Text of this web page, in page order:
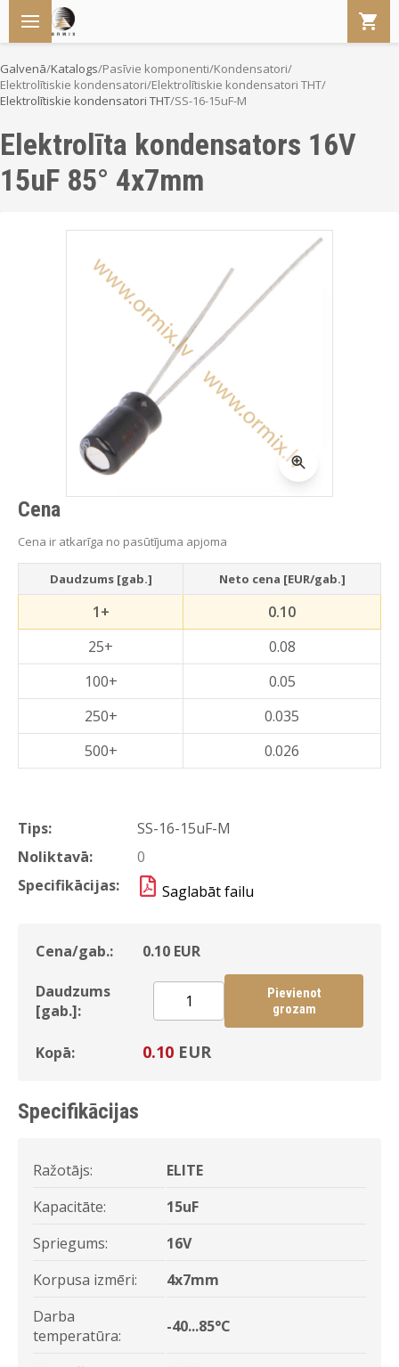
Galvenā/Katalogs/Pasīvie komponenti/Kondensatori/
Elektrolītiskie kondensatori/Elektrolītiskie kondensatori THT/
Elektrolītiskie kondensatori THT/SS-16-15uF-M
Elektrolīta kondensators 16V
15uF 85° 4x7mm
Tips:
SS-16-15uF-M
Noliktavā:
0
Specifikācijas:
Saglabāt failu
Cena/gab.: 0.10 EUR
Daudzums
[gab.]:
Pievienot
grozam
Kopā: 0.10 EUR
Cena
Cena ir atkarīga no pasūtījuma apjoma
Daudzums [gab.] Neto cena [EUR/gab.]
1+
0.10
25+
0.08
100+
0.05
250+
0.035
500+
0.026
Specifikācijas
Ražotājs:
ELITE
Kapacitāte:
15uF
Spriegums:
16V
Korpusa izmēri:
4x7mm
Darba
temperatūra:
-40...85°C